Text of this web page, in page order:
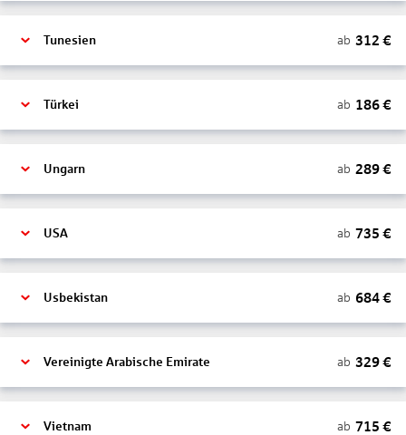
Tunesien ab 312 €
Türkei ab 186€
Ungarn ab 289€
USA ab 735 €
Usbekistan ab 684€
Vereinigte Arabische Emirate ab 329€
Vietnam ab 715 €